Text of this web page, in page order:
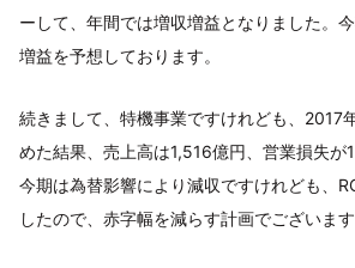
ーして、年間では増収増益となりました。
増益を予想しております。
続きまして、特機事業ですけれども、2017
めた結果、売上高は1,516億円、営業損失が
今期は為替影響により減収ですけれども、
したので、赤字幅を減らす計画でございます